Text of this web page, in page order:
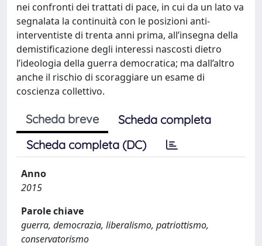
nei confronti dei trattati di pace, in cui da un lato va
segnalata la continuità con le posizioni anti-
interventiste di trenta anni prima, all’insegna della
demistificazione degli interessi nascosti dietro
l’ideologia della guerra democratica; ma dall’altro
anche il rischio di scoraggiare un esame di
coscienza collettivo.
Scheda breve
Scheda completa
Scheda completa (DC)
Anno
2015
Parole chiave
guerra, democrazia, liberalismo, patriottismo,
conservatorismo